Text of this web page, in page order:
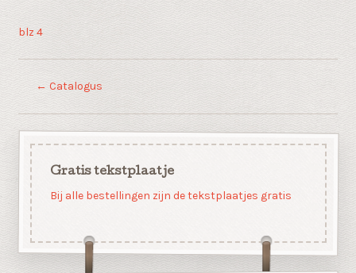
blz 4
← Catalogus
Gratis tekstplaatje
Bij alle bestellingen zijn de tekstplaatjes gratis